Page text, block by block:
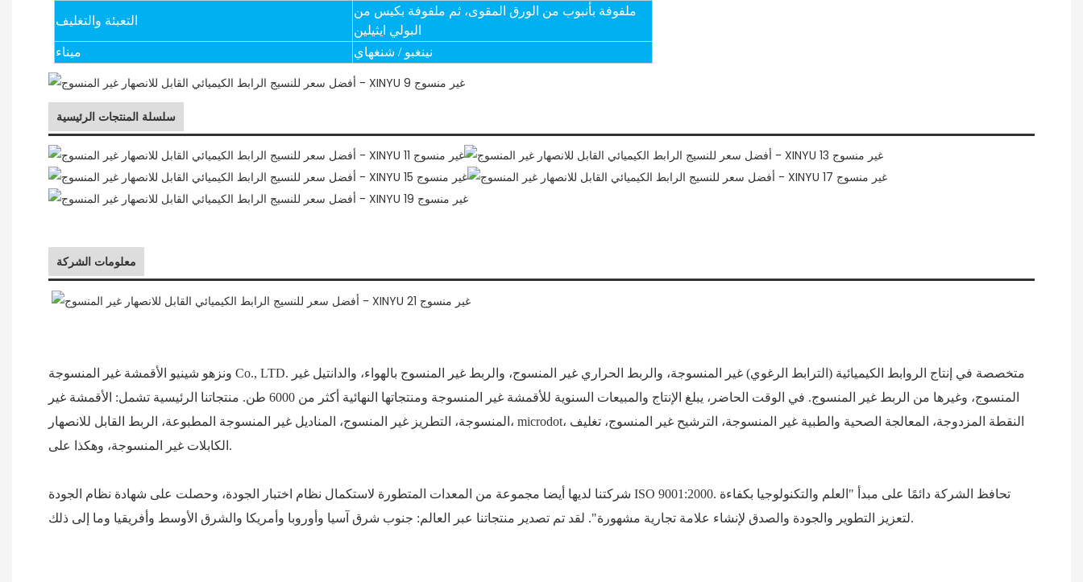
التعبئة والتغليف
ملفوفة بأنبوب من الورق المقوى، ثم ملفوفة بكيس من
البولي ايثيلين
ميناء
نينغبو / شنغهاي
سلسلة المنتجات الرئيسية
معلومات الشركة
ونزهو شينيو الأقمشة غير المنسوجة Co., LTD. متخصصة في إنتاج الروابط الكيميائية (الترابط الرغوي) غير المنسوجة، والربط الحراري غير المنسوج، والربط غير المنسوج بالهواء، والدانتيل غير
المنسوج، وغيرها من الربط غير المنسوج. في الوقت الحاضر، يبلغ الإنتاج والمبيعات السنوية للأقمشة غير المنسوجة ومنتجاتها النهائية أكثر من 6000 طن. منتجاتنا الرئيسية تشمل: الأقمشة غير
المنسوجة، التطريز غير المنسوج، المناديل غير المنسوجة المطبوعة، الربط القابل للانصهار، microdot، النقطة المزدوجة، المعالجة الصحية والطبية غير المنسوجة، الترشيح غير المنسوج، تغليف
الكابلات غير المنسوجة، وهكذا على.
شركتنا لديها أيضا مجموعة من المعدات المتطورة لاستكمال نظام اختبار الجودة، وحصلت على شهادة نظام الجودة ISO 9001:2000. تحافظ الشركة دائمًا على مبدأ "العلم والتكنولوجيا بكفاءة
لتعزيز التطوير والجودة والصدق لإنشاء علامة تجارية مشهورة". لقد تم تصدير منتجاتنا عبر العالم: جنوب شرق آسيا وأوروبا وأمريكا والشرق الأوسط وأفريقيا وما إلى ذلك.